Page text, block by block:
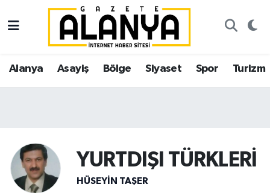
Alanya Asayiş Bölge Siyaset Spor Turizm
YURTDIŞI TÜRKLERİ
HÜSEYIN TAŞER
Alanya
Asayiş
Spor
İstanbul Nöbetçi Eczaneler
İstanbul Hava Durumu
Tüm Manşetler